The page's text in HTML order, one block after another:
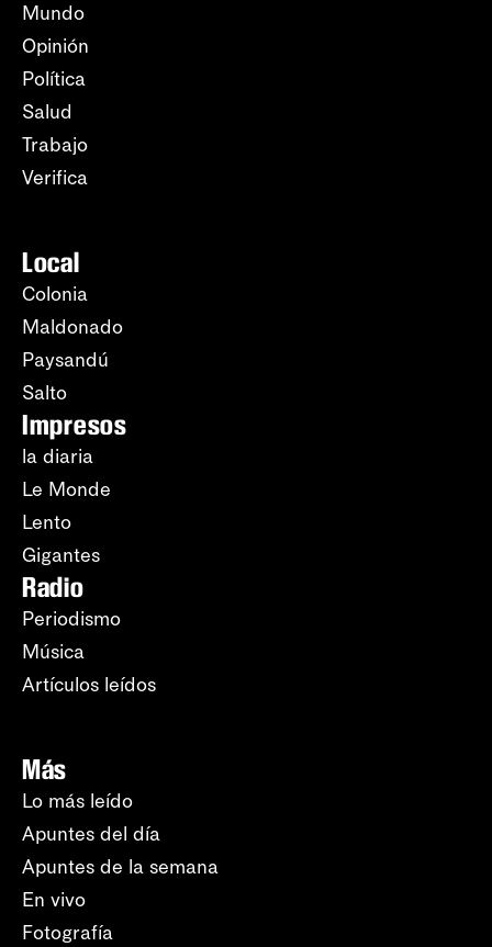
Mundo
Opinión
Política
Salud
Trabajo
Verifica
Local
Colonia
Maldonado
Paysandú
Salto
Impresos
la diaria
Le Monde
Lento
Gigantes
Radio
Periodismo
Música
Artículos leídos
Más
Lo más leído
Apuntes del día
Apuntes de la semana
En vivo
Fotografía